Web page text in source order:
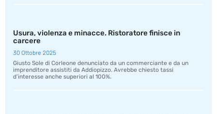
Usura, violenza e minacce. Ristoratore finisce in
carcere
30 Ottobre 2025
Giusto Sole di Corleone denunciato da un commerciante e da un
imprenditore assistiti da Addiopizzo. Avrebbe chiesto tassi
d’interesse anche superiori al 100%.